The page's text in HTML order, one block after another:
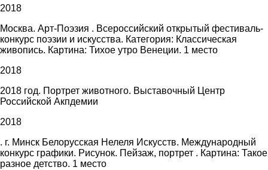
2018
Москва. Арт-Поэзия . Всероссийский открытый фестиваль-
конкурс поэзии и искусства. Категория: Классическая
живопись. Картина: Тихое утро Венеции. 1 место
2018
2018 год. Портрет животного. Выставочный Центр
Российской Акпдемии
2018
. г. Минск Белорусская Нелеля Искусств. Международный
конкурс графики. Рисунок. Пейзаж, портрет . Картина: Такое
разное детство. 1 место